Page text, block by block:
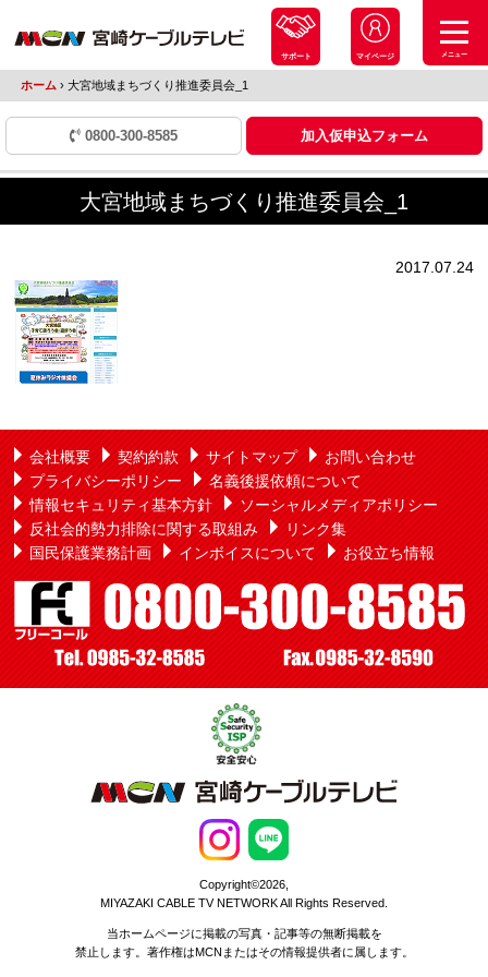
サポート マイページ メニュー
ホーム ›大宮地域まちづくり推進委員会_1
0800-300-8585 加入仮申込フォーム
大宮地域まちづくり推進委員会_1
2017.07.24
会社概要 契約約款 サイトマップ
お問い合わせ
プライバシーポリシー
名義後援依頼について
情報セキュリティ基本方針
ソーシャルメディアポリシー
反社会的勢力排除に関する取組み
リンク集
国民保護業務計画
インボイスについて お役立ち情報
Copyright©2026,
MIYAZAKI CABLE TV NETWORK All Rights Reserved.
当ホームページに掲載の写真・記事等の無断掲載を
禁止します。著作権はMCNまたはその情報提供者に属します。